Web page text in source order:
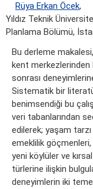
Rüya Erkan Öcek,
Yıldız Teknik
Planlama Bölümü,
Bu derleme
kent merkezlerinden
sonrası
Sistematik bir
benimsendiği bu
veri tabanlarından
edilerek; yaşam
emeklilik
yeni köylüler ve
türlerine ilişkin
deneyimlerin iki